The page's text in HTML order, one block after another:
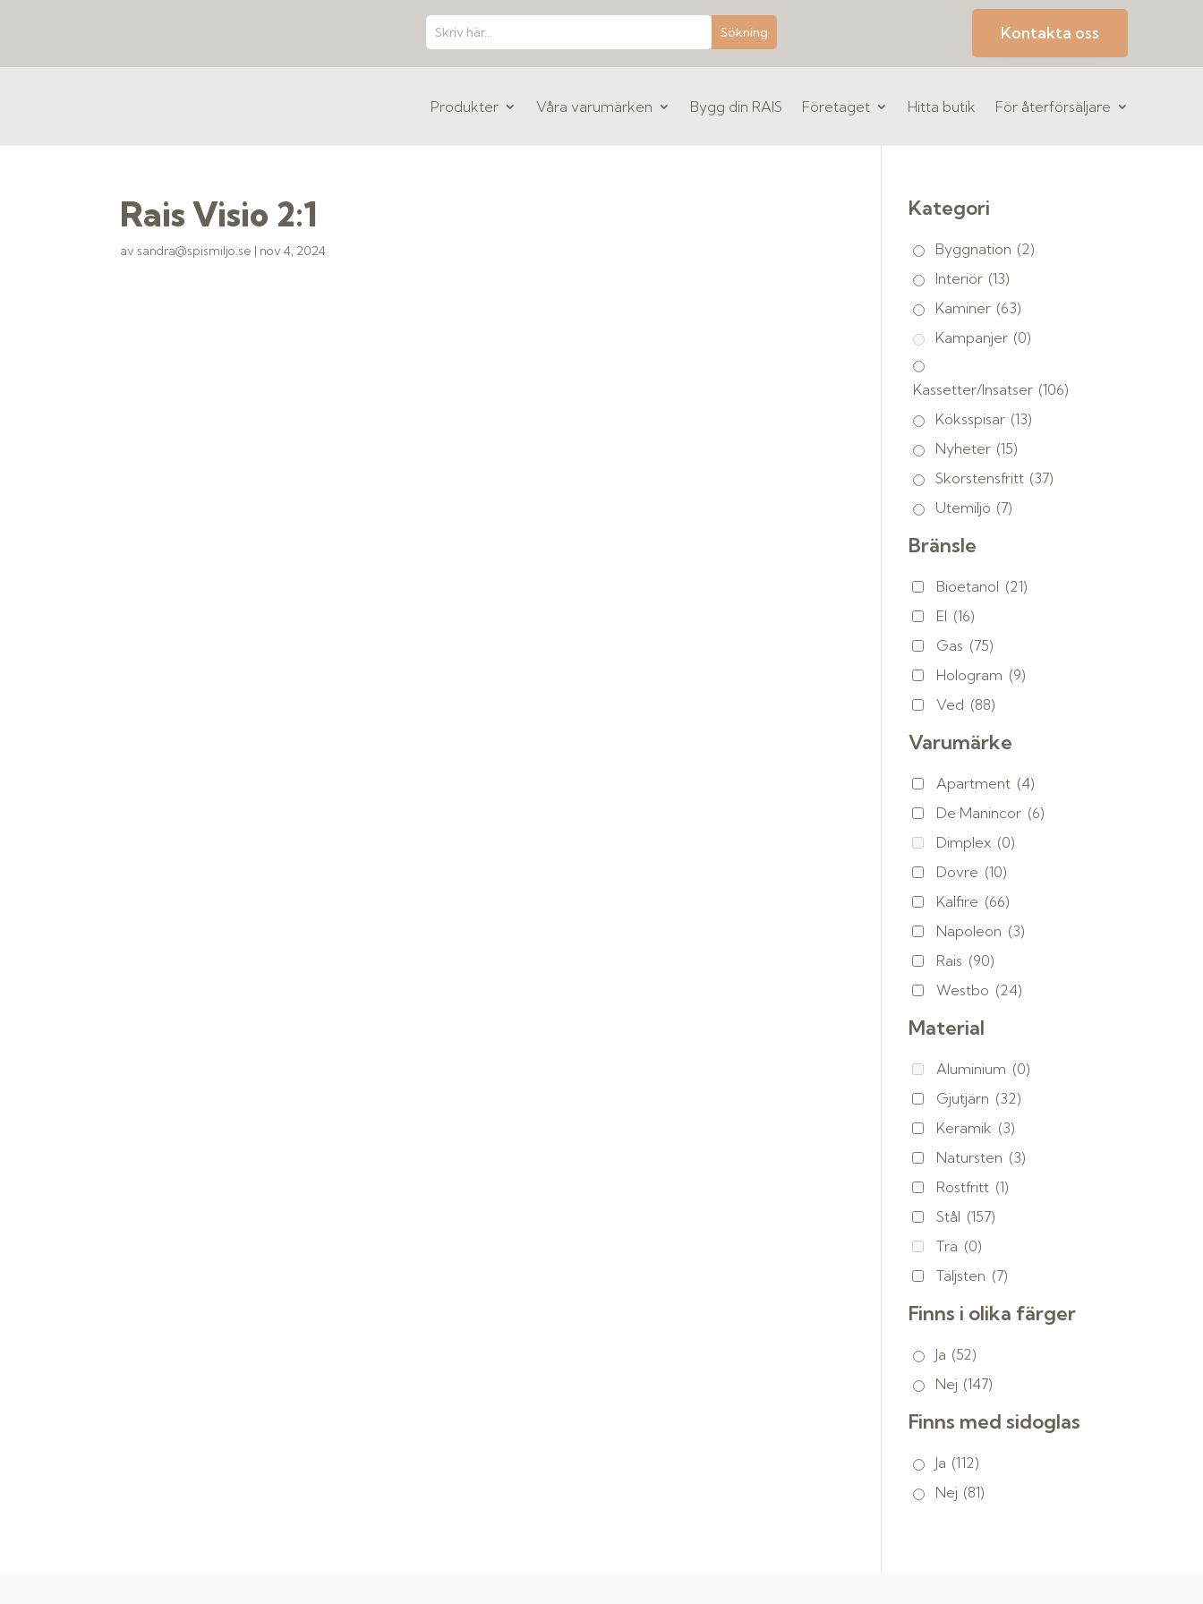
Kontakta oss
Produkter Våra varumärken Bygg din RAIS Företaget Hitta butik För återförsäljare
Rais Visio 2:1
av sandra@spismiljo.se | nov 4, 2024
Kategori
Byggnation (2)
Interiör (13)
Kaminer (63)
Kampanjer (0)
Kassetter/Insatser (106)
Köksspisar (13)
Nyheter (15)
Skorstensfritt (37)
Utemiljö (7)
Bränsle
Bioetanol (21)
El (16)
Gas (75)
Hologram (9)
Ved (88)
Varumärke
Apartment (4)
De Manincor (6)
Dimplex (0)
Dovre (10)
Kalfire (66)
Napoleon (3)
Rais (90)
Westbo (24)
Material
Aluminium (0)
Gjutjärn (32)
Keramik (3)
Natursten (3)
Rostfritt (1)
Stål (157)
Trä (0)
Täljsten (7)
Finns i olika färger
Ja (52)
Nej (147)
Finns med sidoglas
Ja (112)
Nej (81)